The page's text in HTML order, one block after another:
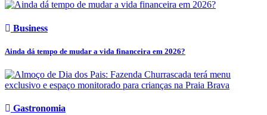
Business
Ainda dá tempo de mudar a vida financeira em 2026?
Gastronomia